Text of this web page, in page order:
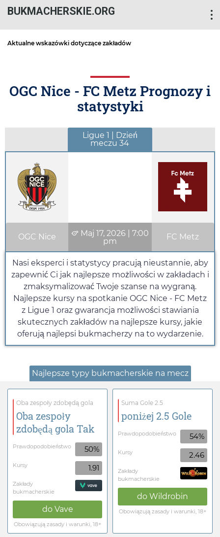
BUKMACHERSKIE.ORG
Aktualne wskazówki dotyczące zakładów
OGC Nice - FC Metz Prognozy i
statystyki
Ligue 1 | Dzień
meczu 34
OGC Nice Maj 17, 2026
7:00
pm
FC Metz
Nasi eksperci i statystycy pracują nieustannie, aby
zapewnić Ci jak najlepsze możliwości w zakładach i
zmaksymalizować Twoje szanse na wygraną.
Najlepsze kursy na spotkanie OGC Nice - FC Metz
z Ligue 1 oraz gwarancja możliwości stawiania
skutecznych zakładów na najlepsze kursy, jakie
oferują najlepsi bukmacherzy na to wydarzenie.
Najlepsze typy bukmacherskie na mecz
Oba zespoły zdobędą gola
Oba zespoły
zdobędą gola Tak
Prawdopodobieństwo 50%
Kursy 1.91
Zakłady
bukmacherskie
do Vave
Obowiązują zasady i warunki, 18+
Suma Gole 2.5
poniżej 2.5 Gole
Prawdopodobieństwo 54%
Kursy 2.46
Zakłady
bukmacherskie
do Wildrobin
Obowiązują zasady i warunki, 18+